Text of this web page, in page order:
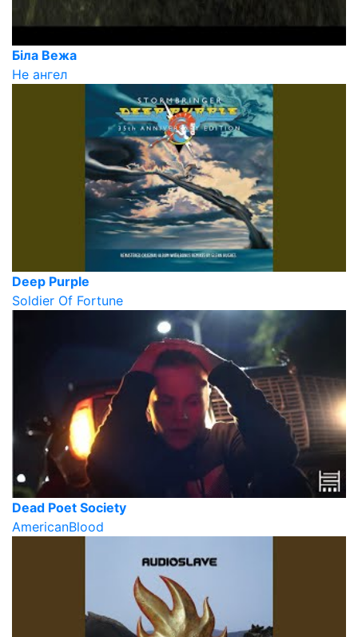
Біла Вежа
Не ангел
Deep Purple
Soldier Of Fortune
Dead Poet Society
AmericanBlood